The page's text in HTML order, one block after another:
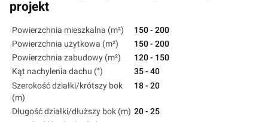
projekt
Powierzchnia mieszkalna (m²)
150 - 200
Powierzchnia użytkowa (m²)
150 - 200
Powierzchnia zabudowy (m²)
120 - 150
Kąt nachylenia dachu (°)
35 - 40
Szerokość działki/krótszy bok
(m)
18 - 20
Długość działki/dłuższy bok (m) 20 - 25